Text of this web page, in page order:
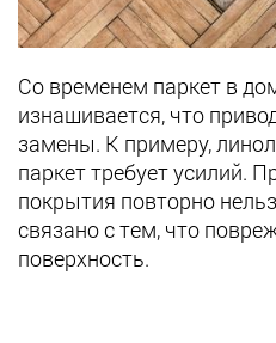
Со временем паркет в
изнашивается, что
замены. К примеру,
паркет требует усилий.
покрытия повторно
связано с тем, что
поверхность.